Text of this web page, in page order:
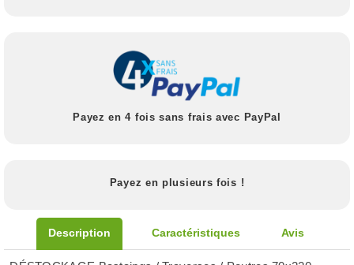
Payez en 4 fois sans frais avec PayPal
Payez en plusieurs fois !
Description Caractéristiques Avis